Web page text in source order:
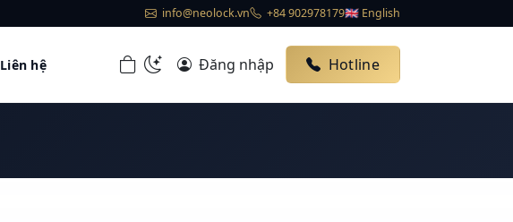
info@neolock.vn +84 902978179🇬🇧 English
Liên hệ Đăng nhập Hotline